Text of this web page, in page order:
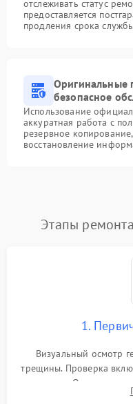
отслеживать статус
предоставляется
продления срока
Оригинальные
безопасное
Использование
аккуратная работа с
резервное
восстановление
Этапы
1.
Визуальный осмотр
трещины. Проверка
зарядки. Оценка
проверка базовых